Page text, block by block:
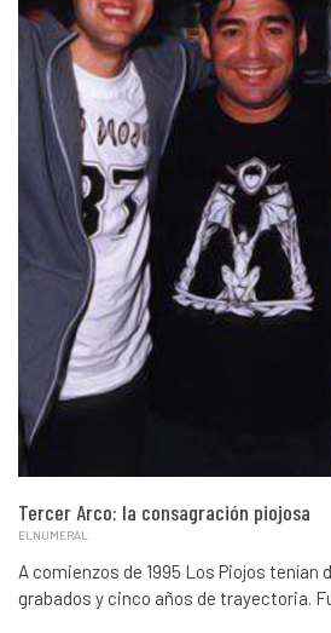
Tercer Arco: la consagración piojosa
ELNUMERAL
A comienzos de 1995 Los Piojos tenían
grabados y cinco años de trayectoria.